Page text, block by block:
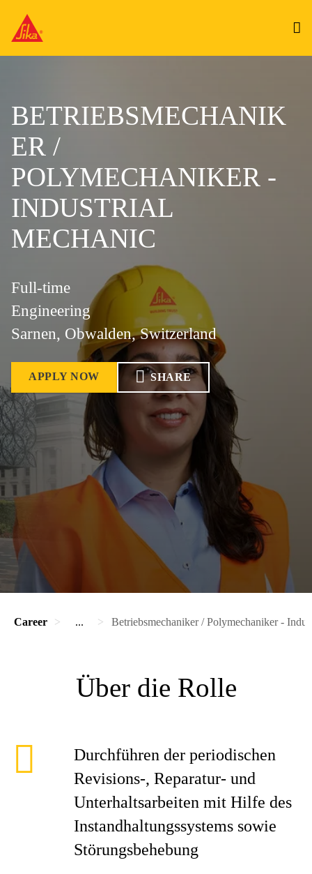
BETRIEBSMECHANIK
ER /
POLYMECHANIKER -
INDUSTRIAL
MECHANIC
Full-time
Engineering
Sarnen, Obwalden, Switzerland
APPLY NOW SHARE
Career ... Betriebsmechaniker / Polymechaniker -
Über die Rolle
Durchführen der periodischen
Revisions-, Reparatur- und
Unterhaltsarbeiten mit Hilfe des
Instandhaltungssystems sowie
Störungsbehebung